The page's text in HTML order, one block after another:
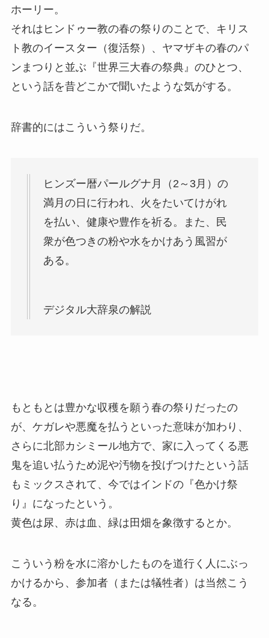
ホーリー。
それはヒンドゥー教の春の祭りのことで、キリス
ト教のイースター（復活祭）、ヤマザキの春のパ
ンまつりと並ぶ『世界三大春の祭典』のひとつ、
という話を昔どこかで聞いたような気がする。
辞書的にはこういう祭りだ。
ヒンズー暦パールグナ月（2～3月）の
満月の日に行われ、火をたいてけがれ
を払い、健康や豊作を祈る。また、民
衆が色つきの粉や水をかけあう風習が
ある。
デジタル大辞泉の解説
もともとは豊かな収穫を願う春の祭りだったの
が、ケガレや悪魔を払うといった意味が加わり、
さらに北部カシミール地方で、家に入ってくる悪
鬼を追い払うため泥や汚物を投げつけたという話
もミックスされて、今ではインドの『色かけ祭
り』になったという。
黄色は尿、赤は血、緑は田畑を象徴するとか。
こういう粉を水に溶かしたものを道行く人にぶっ
かけるから、参加者（または犠牲者）は当然こう
なる。